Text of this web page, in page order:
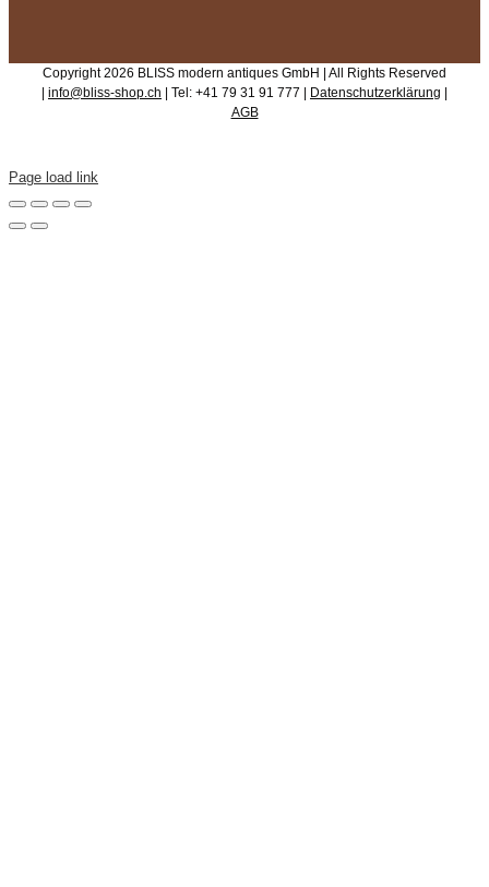
Copyright 2026 BLISS modern antiques GmbH | All Rights Reserved
| info@bliss-shop.ch | Tel: +41 79 31 91 777 | Datenschutzerklärung |
AGB
Page load link